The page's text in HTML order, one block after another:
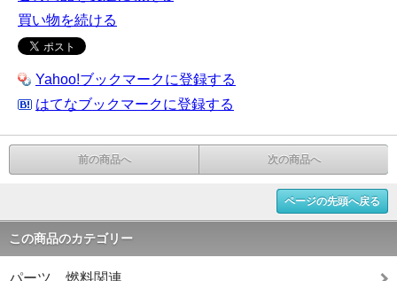
買い物を続ける
Yahoo!ブックマークに登録する
はてなブックマークに登録する
前の商品へ 次の商品へ
ページの先頭へ戻る
この商品のカテゴリー